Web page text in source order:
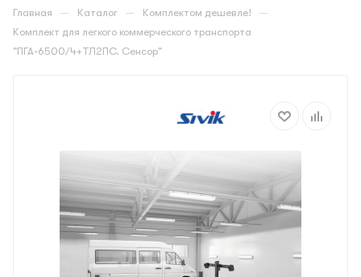
Главная — Каталог — Комплектом дешевле! —
Комплект для легкого коммерческого транспорта
"ПГА-6500/4+ТЛ2ПС. Сенсор"